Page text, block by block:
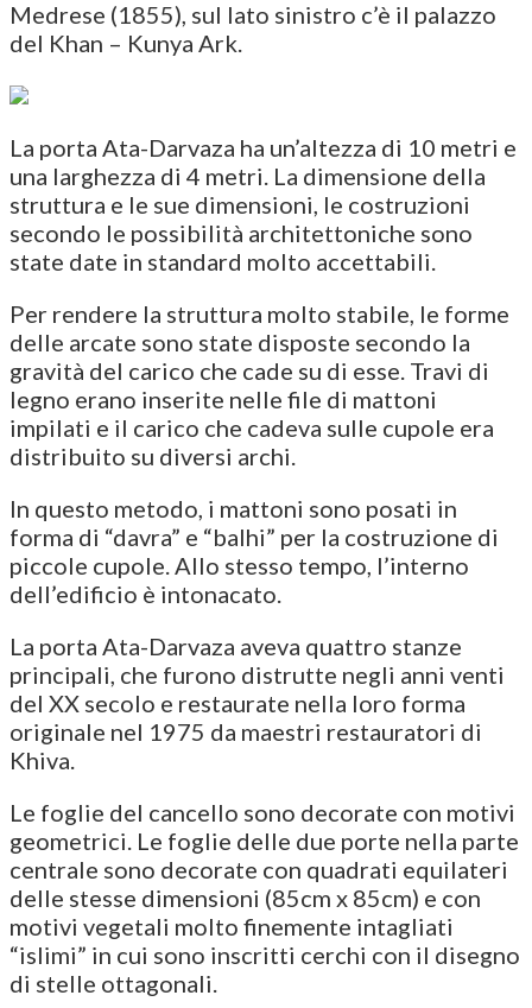
Medrese (1855), sul lato sinistro c’è il palazzo
del Khan – Kunya Ark.
La porta Ata-Darvaza ha un’altezza di 10 metri e
una larghezza di 4 metri. La dimensione della
struttura e le sue dimensioni, le costruzioni
secondo le possibilità architettoniche sono
state date in standard molto accettabili.
Per rendere la struttura molto stabile, le forme
delle arcate sono state disposte secondo la
gravità del carico che cade su di esse. Travi di
legno erano inserite nelle file di mattoni
impilati e il carico che cadeva sulle cupole era
distribuito su diversi archi.
In questo metodo, i mattoni sono posati in
forma di “davra” e “balhi” per la costruzione di
piccole cupole. Allo stesso tempo, l’interno
dell’edificio è intonacato.
La porta Ata-Darvaza aveva quattro stanze
principali, che furono distrutte negli anni venti
del XX secolo e restaurate nella loro forma
originale nel 1975 da maestri restauratori di
Khiva.
Le foglie del cancello sono decorate con motivi
geometrici. Le foglie delle due porte nella parte
centrale sono decorate con quadrati equilateri
delle stesse dimensioni (85cm x 85cm) e con
motivi vegetali molto finemente intagliati
“islimi” in cui sono inscritti cerchi con il disegno
di stelle ottagonali.